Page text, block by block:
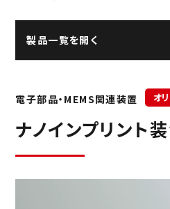
製品一覧を開く
曲面外観検査ロボット
パラレルリンクロボット
物流システム
移動型人協働ロボット
検査システム
電子部品・MEMS関連装置 オ
ナノインプリント